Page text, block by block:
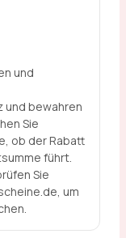
und
und bewahren
Sie
ob der Rabatt
führt.
Sie
um